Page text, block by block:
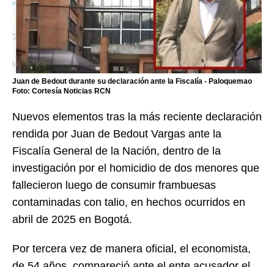
Juan de Bedout durante su declaración ante la Fiscalía - Paloquemao
Foto: Cortesía Noticias RCN
Nuevos elementos tras la más reciente declaración
rendida por Juan de Bedout Vargas ante la
Fiscalía General de la Nación, dentro de la
investigación por el homicidio de dos menores que
fallecieron luego de consumir frambuesas
contaminadas con talio, en hechos ocurridos en
abril de 2025 en Bogotá.
Por tercera vez de manera oficial, el economista,